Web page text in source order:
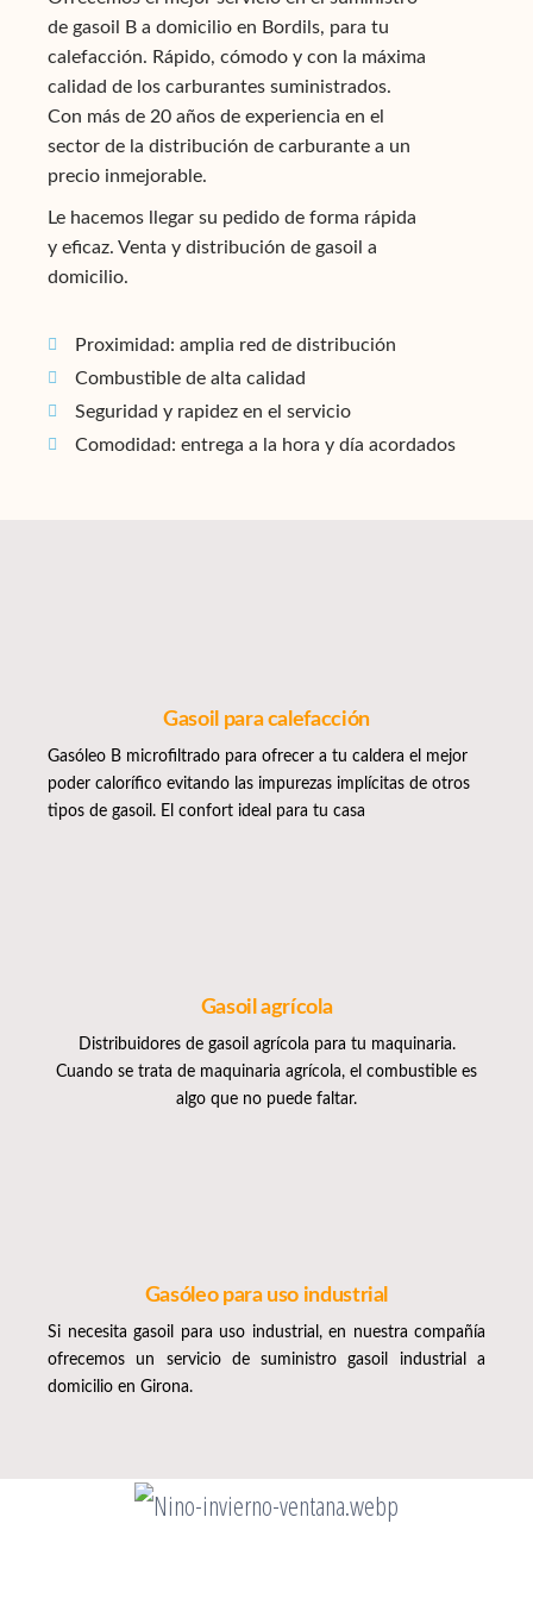
de gasoil B a domicilio en Bordils, para tu
calefacción. Rápido, cómodo y con la máxima
calidad de los carburantes suministrados.
Con más de 20 años de experiencia en el
sector de la distribución de carburante a un
precio inmejorable.
Le hacemos llegar su pedido de forma rápida
y eficaz. Venta y distribución de gasoil a
domicilio.
Proximidad: amplia red de distribución
Combustible de alta calidad
Seguridad y rapidez en el servicio
Comodidad: entrega a la hora y día acordados
Gasoil para calefacción
Gasóleo B microfiltrado para ofrecer a tu caldera el mejor
poder calorífico evitando las impurezas implícitas de otros
tipos de gasoil. El confort ideal para tu casa
Gasoil agrícola
Distribuidores de gasoil agrícola para tu maquinaria.
Cuando se trata de maquinaria agrícola, el combustible es
algo que no puede faltar.
Gasóleo para uso industrial
Si necesita gasoil para uso industrial, en nuestra compañía
ofrecemos un servicio de suministro gasoil industrial a
domicilio en Girona.